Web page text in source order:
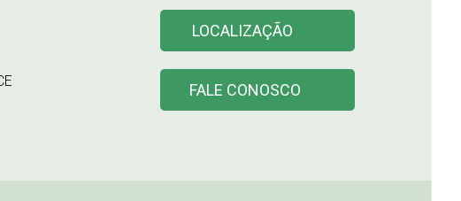
LOCALIZAÇÃO
FALE CONOSCO